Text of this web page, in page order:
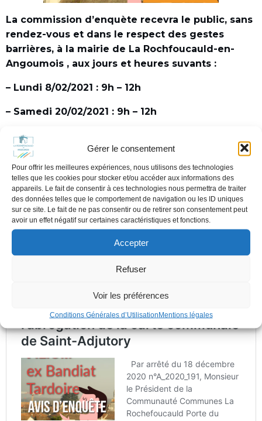
Gérer le consentement
Pour offrir les meilleures expériences, nous utilisons des technologies
telles que les cookies pour stocker et/ou accéder aux informations des
appareils. Le fait de consentir à ces technologies nous permettra de traiter
des données telles que le comportement de navigation ou les ID uniques
sur ce site. Le fait de ne pas consentir ou de retirer son consentement peut
avoir un effet négatif sur certaines caractéristiques et fonctions.
Accepter
Refuser
Voir les préférences
Conditions Générales d’UtilisationMentions légales
La commission d’enquète recevra le public, sans
rendez-vous et dans le respect des gestes
barrières, à la mairie de La Rochfoucauld-en-
Angoumois , aux jours et heures suvants :
– Lundi 8/02/2021 : 9h – 12h
– Samedi 20/02/2021 : 9h – 12h
– Mercredi 24/02/2021 : 9h – 12h
– Mardi 9/03/2021 : 9h – 12h
– Vendredi 12/03/2021 : 14h – 17h
Pour tout renseignement complémentaire,
contacter la Communauté de Communes La
Rochefoucauld-Porte du Périgord en suivant le
lien ci-dessous :